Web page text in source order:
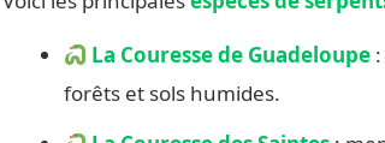
La Couresse de Guadeloupe
forêts et sols humides.